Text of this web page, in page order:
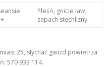
Pleśń, gnicie ław,
zapach stęchlizny
25, słychać gwizd powietrza
570 933 114.